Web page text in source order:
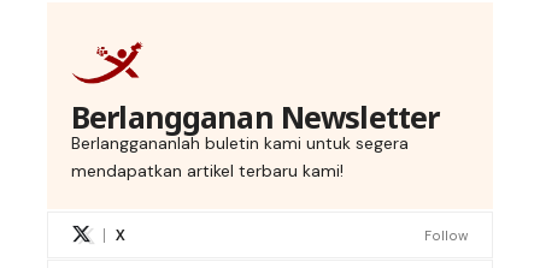
Berlangganan Newsletter
Berlanggananlah buletin kami untuk segera
mendapatkan artikel terbaru kami!
X Follow